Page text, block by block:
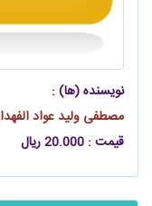
نویسنده (ها) :
مصطفی ولید عواد
قیمت : 20.000 ریال